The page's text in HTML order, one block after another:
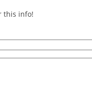
this info!